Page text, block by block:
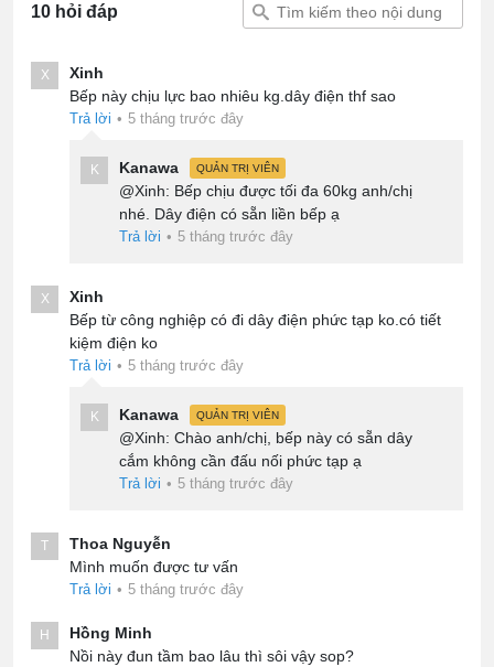
10 hỏi đáp
X
Xinh
Bếp này chịu lực bao nhiêu kg.dây điện thf sao
Trả lời • 5 tháng trước đây
K Kanawa QUẢN TRỊ VIÊN
@Xinh: Bếp chịu được tối đa 60kg anh/chị
nhé. Dây điện có sẵn liền bếp ạ
Trả lời • 5 tháng trước đây
X
Xinh
Bếp từ công nghiệp có đi dây điện phức tạp ko.có tiết
kiệm điện ko
Trả lời • 5 tháng trước đây
K Kanawa QUẢN TRỊ VIÊN
@Xinh: Chào anh/chị, bếp này có sẵn dây
cắm không cần đấu nối phức tạp ạ
Trả lời • 5 tháng trước đây
T
Thoa Nguyễn
Mình muốn được tư vấn
Trả lời • 5 tháng trước đây
H
Hồng Minh
Nồi này đun tầm bao lâu thì sôi vậy sop?